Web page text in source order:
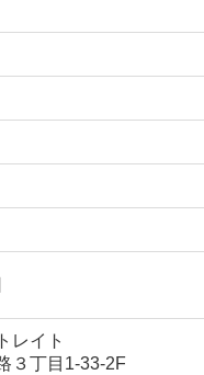
レイト
３丁目1-33-2F